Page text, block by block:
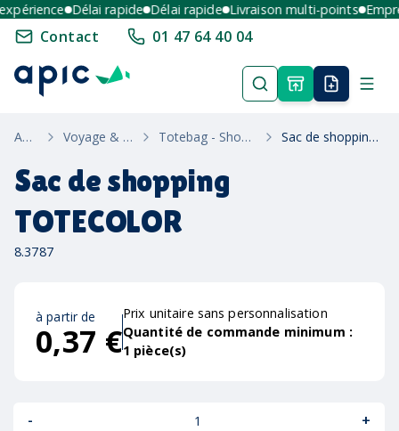
Délai rapide Délai rapide Livraison multi-points
Contact 01 47 64 40 04
Accueil Voyage & Bagagerie Totebag - Shopping & Plage Sac de shopping TOTECOLOR
Sac de shopping
TOTECOLOR
8.3787
à partir de
0,37 €
Prix unitaire sans personnalisation
Quantité de commande minimum :
1 pièce(s)
- +